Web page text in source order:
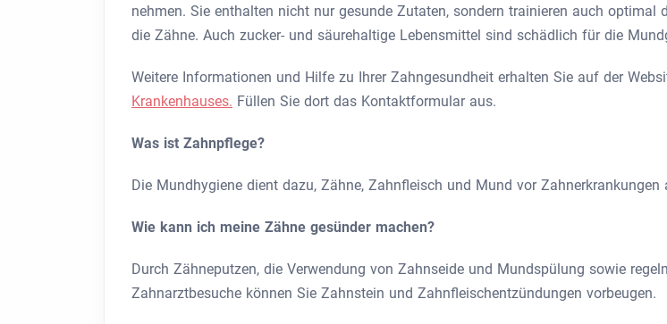
nehmen. Sie enthalten nicht nur gesunde Zutaten, sondern trainieren auch optimal
die Zähne. Auch zucker- und säurehaltige Lebensmittel sind schädlich für die
Weitere Informationen und Hilfe zu Ihrer Zahngesundheit erhalten Sie auf der
Krankenhauses. Füllen Sie dort das Kontaktformular aus.
Was ist Zahnpflege?
Die Mundhygiene dient dazu, Zähne, Zahnfleisch und Mund vor Zahnerkrankungen
Wie kann ich meine Zähne gesünder machen?
Durch Zähneputzen, die Verwendung von Zahnseide und Mundspülung sowie
Zahnarztbesuche können Sie Zahnstein und Zahnfleischentzündungen vorbeugen.